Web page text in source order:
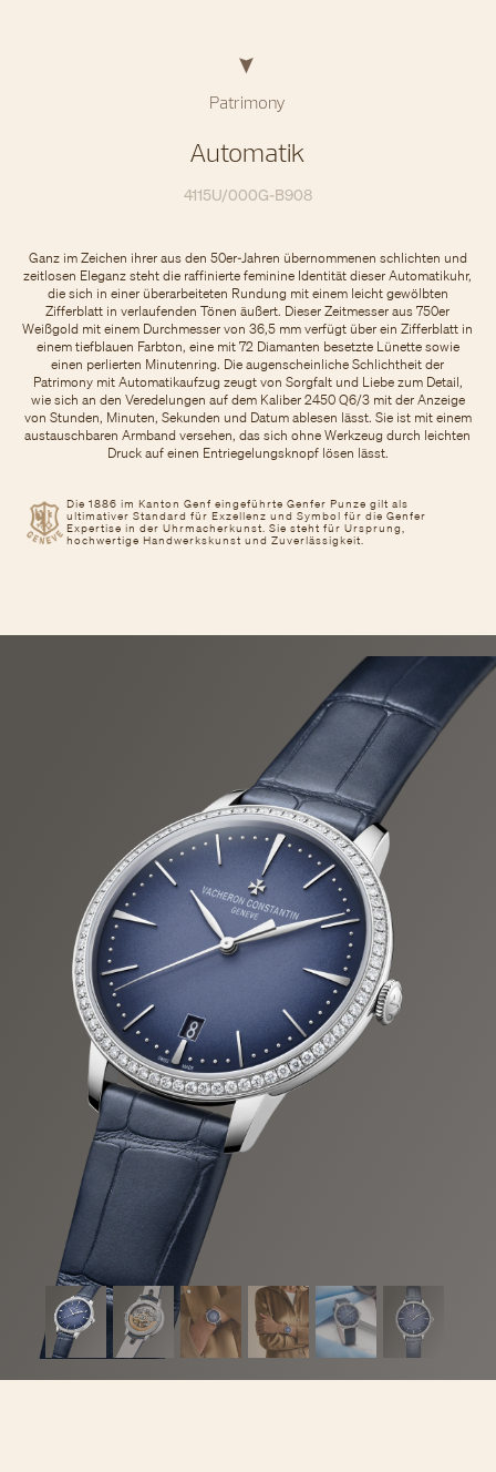
Patrimony
Automatik
4115U/000G-B908
Die 1886 im Kanton Genf eingeführte Genfer Punze gilt als
ultimativer Standard für Exzellenz und Symbol für die Genfer
Expertise in der Uhrmacherkunst. Sie steht für Ursprung,
hochwertige Handwerkskunst und Zuverlässigkeit.
Ganz im Zeichen ihrer aus den 50er-Jahren übernommenen schlichten und
zeitlosen Eleganz steht die raffinierte feminine Identität dieser Automatikuhr,
die sich in einer überarbeiteten Rundung mit einem leicht gewölbten
Zifferblatt in verlaufenden Tönen äußert. Dieser Zeitmesser aus 750er
Weißgold mit einem Durchmesser von 36,5 mm verfügt über ein Zifferblatt in
einem tiefblauen Farbton, eine mit 72 Diamanten besetzte Lünette sowie
einen perlierten Minutenring. Die augenscheinliche Schlichtheit der
Patrimony mit Automatikaufzug zeugt von Sorgfalt und Liebe zum Detail,
wie sich an den Veredelungen auf dem Kaliber 2450 Q6/3 mit der Anzeige
von Stunden, Minuten, Sekunden und Datum ablesen lässt. Sie ist mit einem
austauschbaren Armband versehen, das sich ohne Werkzeug durch leichten
Druck auf einen Entriegelungsknopf lösen lässt.